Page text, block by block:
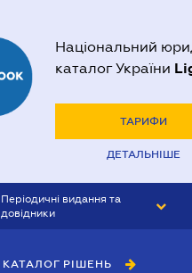
Національний
каталог України
ТАРИФИ
ДЕТАЛЬНІШЕ
Періодичні видання та
довідники
КАТАЛОГ РІШЕНЬ